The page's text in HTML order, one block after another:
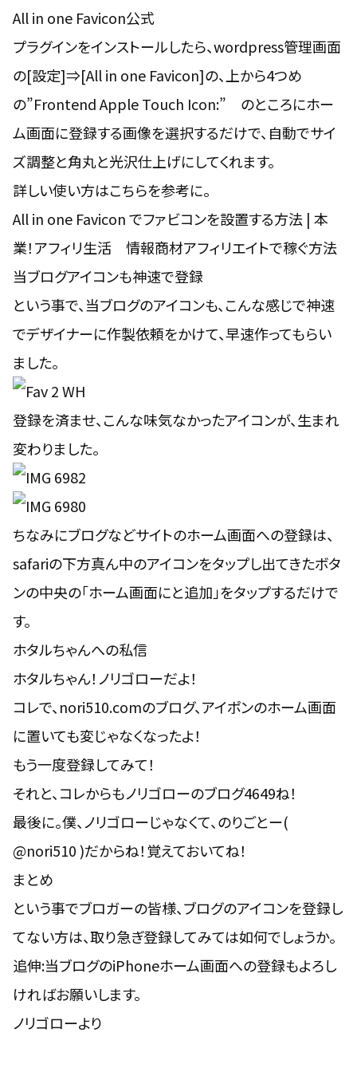
All in one Favicon公式
プラグインをインストールしたら、wordpress管理画面
の[設定]⇒[All in one Favicon]の、上から4つめ
の”Frontend Apple Touch Icon:” のところにホー
ム画面に登録する画像を選択するだけで、自動でサイ
ズ調整と角丸と光沢仕上げにしてくれます。
詳しい使い方はこちらを参考に。
All in one Favicon でファビコンを設置する方法 | 本
業！アフィリ生活 情報商材アフィリエイトで稼ぐ方法
当ブログアイコンも神速で登録
という事で、当ブログのアイコンも、こんな感じで神速
でデザイナーに作製依頼をかけて、早速作ってもらい
ました。
登録を済ませ、こんな味気なかったアイコンが、生まれ
変わりました。
ちなみにブログなどサイトのホーム画面への登録は、
safariの下方真ん中のアイコンをタップし出てきたボタ
ンの中央の「ホーム画面にと追加」をタップするだけで
す。
ホタルちゃんへの私信
ホタルちゃん！ノリゴローだよ！
コレで、nori510.comのブログ、アイポンのホーム画面
に置いても変じゃなくなったよ！
もう一度登録してみて！
それと、コレからもノリゴローのブログ4649ね！
最後に。僕、ノリゴローじゃなくて、のりごとー(
@nori510 )だからね！覚えておいてね！
まとめ
という事でブロガーの皆様、ブログのアイコンを登録し
てない方は、取り急ぎ登録してみては如何でしょうか。
追伸:当ブログのiPhoneホーム画面への登録もよろし
ければお願いします。
ノリゴローより